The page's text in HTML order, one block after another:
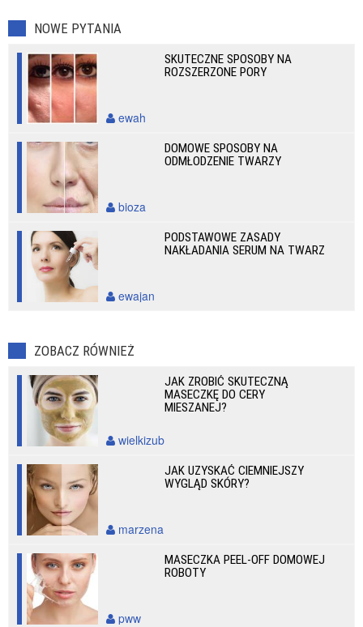
NOWE PYTANIA
SKUTECZNE SPOSOBY NA
ROZSZERZONE PORY
ewah
DOMOWE SPOSOBY NA
ODMŁODZENIE TWARZY
bioza
PODSTAWOWE ZASADY
NAKŁADANIA SERUM NA TWARZ
ewajan
ZOBACZ RÓWNIEŻ
JAK ZROBIĆ SKUTECZNĄ
MASECZKĘ DO CERY
MIESZANEJ?
wielkizub
JAK UZYSKAĆ CIEMNIEJSZY
WYGLĄD SKÓRY?
marzena
MASECZKA PEEL-OFF DOMOWEJ
ROBOTY
pww